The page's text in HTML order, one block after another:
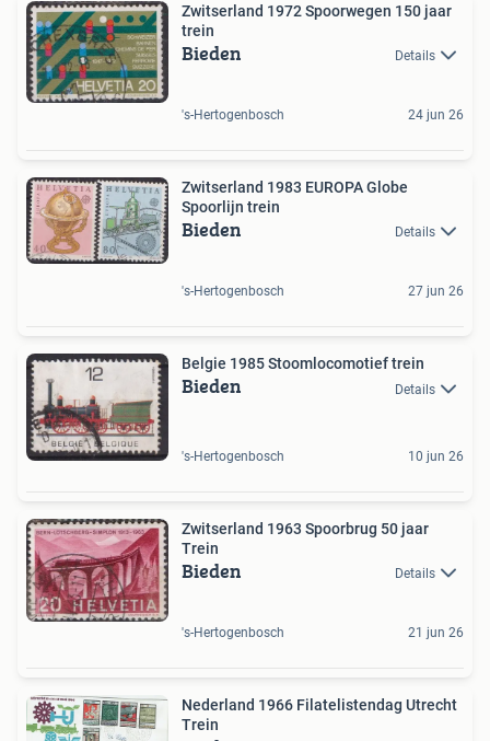
Zwitserland 1972 Spoorwegen 150 jaar
trein
Bieden Details
's-Hertogenbosch 24 jun 26
Zwitserland 1983 EUROPA Globe
Spoorlijn trein
Bieden Details
's-Hertogenbosch 27 jun 26
Belgie 1985 Stoomlocomotief trein
Bieden Details
's-Hertogenbosch 10 jun 26
Zwitserland 1963 Spoorbrug 50 jaar
Trein
Bieden Details
's-Hertogenbosch 21 jun 26
Nederland 1966 Filatelistendag Utrecht
Trein